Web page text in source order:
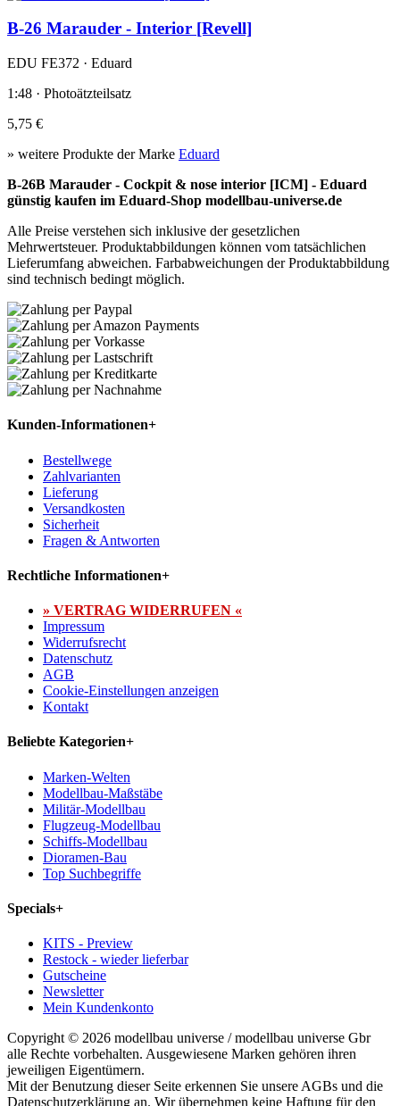
B-26 Marauder - Interior [Revell]
EDU FE372 · Eduard
1:48 · Photoätzteilsatz
5,75 €
» weitere Produkte der Marke Eduard
B-26B Marauder - Cockpit & nose interior [ICM] - Eduard
günstig kaufen im Eduard-Shop modellbau-universe.de
Alle Preise verstehen sich inklusive der gesetzlichen
Mehrwertsteuer. Produktabbildungen können vom tatsächlichen
Lieferumfang abweichen. Farbabweichungen der Produktabbildung
sind technisch bedingt möglich.
Kunden-Informationen+
Bestellwege
Zahlvarianten
Lieferung
Versandkosten
Sicherheit
Fragen & Antworten
Rechtliche Informationen+
» VERTRAG WIDERRUFEN «
Impressum
Widerrufsrecht
Datenschutz
AGB
Cookie-Einstellungen anzeigen
Kontakt
Beliebte Kategorien+
Marken-Welten
Modellbau-Maßstäbe
Militär-Modellbau
Flugzeug-Modellbau
Schiffs-Modellbau
Dioramen-Bau
Top Suchbegriffe
Specials+
KITS - Preview
Restock - wieder lieferbar
Gutscheine
Newsletter
Mein Kundenkonto
Copyright © 2026 modellbau universe / modellbau universe Gbr
alle Rechte vorbehalten. Ausgewiesene Marken gehören ihren
jeweiligen Eigentümern.
Mit der Benutzung dieser Seite erkennen Sie unsere AGBs und die
Datenschutzerklärung an. Wir übernehmen keine Haftung für den